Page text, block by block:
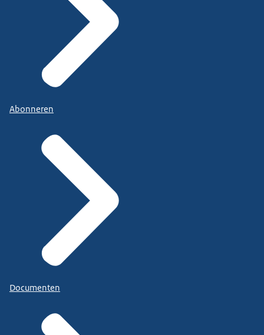
Abonneren
Documenten